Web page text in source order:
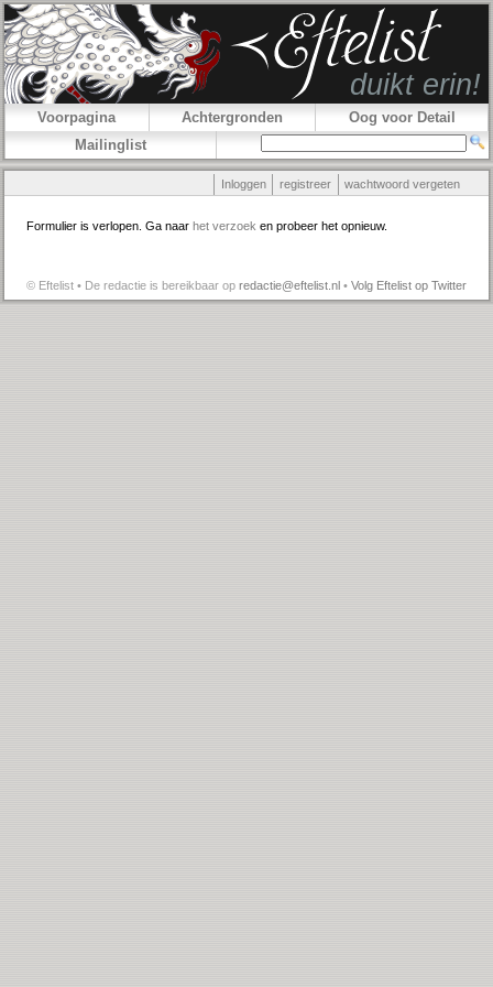
Voorpagina Achtergronden
Oog voor Detail
Mailinglist
Inloggen registreer wachtwoord vergeten
Formulier is verlopen. Ga naar het verzoek en probeer het opnieuw.
© Eftelist • De redactie is bereikbaar op redactie@eftelist.nl • Volg Eftelist op Twitter